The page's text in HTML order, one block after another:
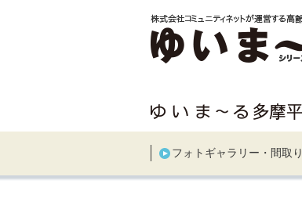
フォトギャラリー・間取り